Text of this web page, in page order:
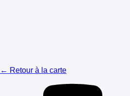
← Retour à la carte